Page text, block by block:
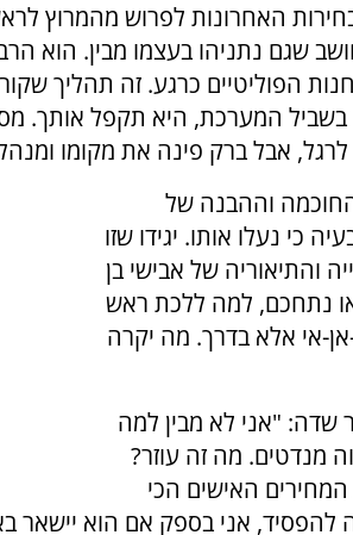
האחרונות לפרוש מהמרוץ
שגם נתניהו בעצמו מבין. הוא
הפוליטיים כרגע. זה תהליך
המערכת, היא תקפל אותך.
אבל ברק פינה את מקומו
החוכמה וההבנה של
כי נעלו אותו. יגידו שזו
והתיאוריה של אבישי בן
נתחכם, למה ללכת ראש
אי אלא בדרך. מה יקרה
שדה: "אני לא מבין למה
מנדטים. מה זה עוזר?
האישים הכי
להפסיד, אני בספק אם הוא